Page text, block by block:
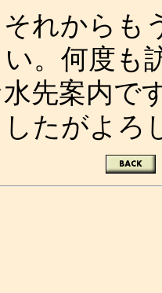
れからも
。何度も
先案内で
したがよろ